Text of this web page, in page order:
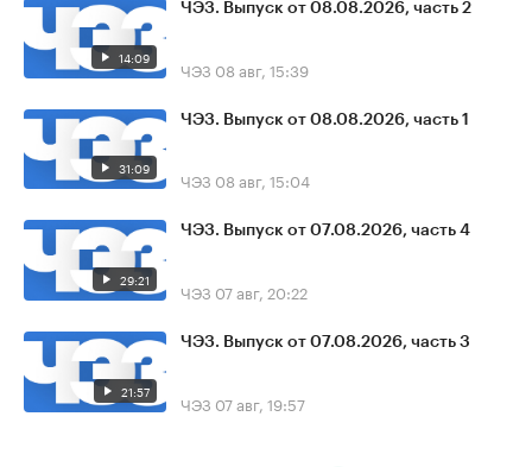
14:09
ЧЭЗ. Выпуск от 08.08.2026, часть 2
ЧЭЗ 08 авг, 15:39
31:09
ЧЭЗ. Выпуск от 08.08.2026, часть 1
ЧЭЗ 08 авг, 15:04
29:21
ЧЭЗ. Выпуск от 07.08.2026, часть 4
ЧЭЗ 07 авг, 20:22
21:57
ЧЭЗ. Выпуск от 07.08.2026, часть 3
ЧЭЗ 07 авг, 19:57